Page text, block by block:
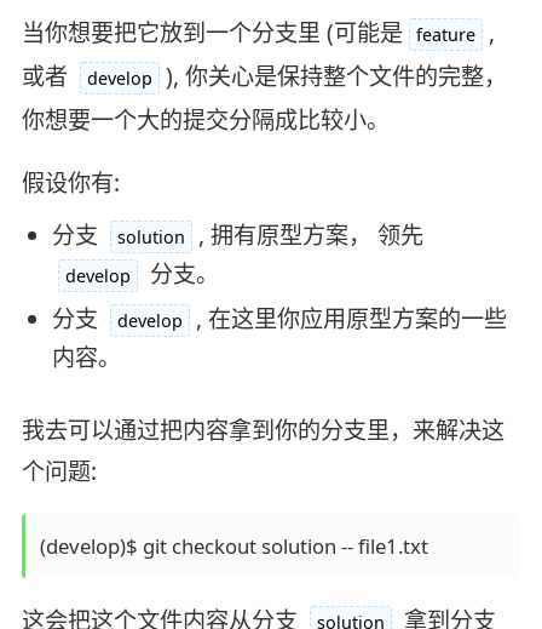
当你想要把它放到一个分支里 (可能是 feature
,
或者
develop
), 你关心是保持整个文件的完整，
你想要一个大的提交分隔成比较小。
假设你有:
分支
solution , 拥有原型方案， 领先
develop
分支。
分支
develop
, 在这里你应用原型方案的一些
内容。
我去可以通过把内容拿到你的分支里，来解决这
个问题:
(develop)$ git checkout solution -- file1.txt
这会把这个文件内容从分支 solution 拿到分支